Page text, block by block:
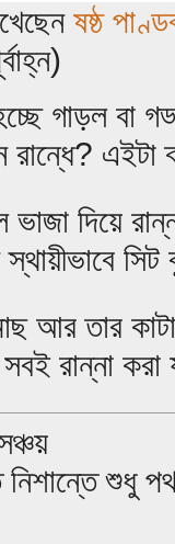
ষষ্ঠ
গাড়ল বা
রান্ধে? এইটা
ভাজা দিয়ে
স্থায়ীভাবে
আর তার
রান্না করা
নিশান্তে শুধু